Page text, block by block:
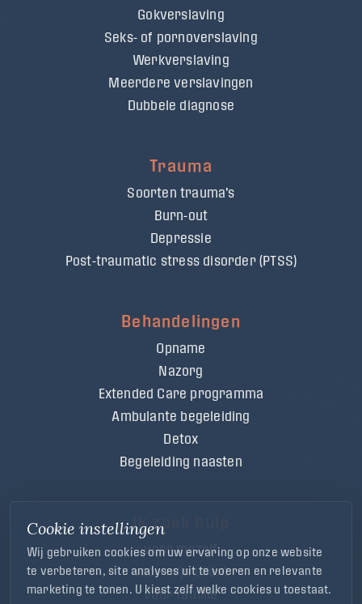
Cookie instellingen
Wij gebruiken cookies om uw ervaring op onze website
te verbeteren, site analyses uit te voeren en relevante
marketing te tonen. U kiest zelf welke cookies u toestaat.
Gokverslaving
Seks- of pornoverslaving
Werkverslaving
Meerdere verslavingen
Dubbele diagnose
Trauma
Soorten trauma's
Burn-out
Depressie
Post-traumatic stress disorder (PTSS)
Behandelingen
Opname
Nazorg
Extended Care programma
Ambulante begeleiding
Detox
Begeleiding naasten
voor mezelf
voor mijn cliënt
voor familie